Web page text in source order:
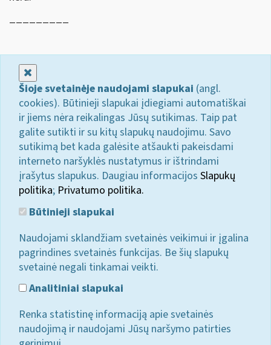
_________
Šioje svetainėje naudojami slapukai (angl.
cookies). Būtinieji slapukai įdiegiami automatiškai
ir jiems nėra reikalingas Jūsų sutikimas. Taip pat
galite sutikti ir su kitų slapukų naudojimu. Savo
sutikimą bet kada galėsite atšaukti pakeisdami
interneto naršyklės nustatymus ir ištrindami
įrašytus slapukus. Daugiau informacijos Slapukų
politika; Privatumo politika.
Būtinieji slapukai
Naudojami sklandžiam svetainės veikimui ir įgalina
pagrindines svetainės funkcijas. Be šių slapukų
svetainė negali tinkamai veikti.
Analitiniai slapukai
Renka statistinę informaciją apie svetainės
naudojimą ir naudojami Jūsų naršymo patirties